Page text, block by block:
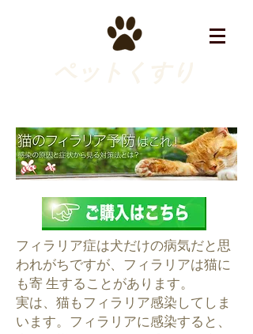
フィラリア症は犬だけの病気だと思
われがちですが、フィラリアは猫に
も寄 生することがあります。
実は、猫もフィラリア感染してしま
います。フィラリアに感染すると、